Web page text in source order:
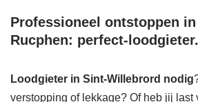
Professioneel ontstoppen
Rucphen: perfect-
Loodgieter in Sint-Willebrord nodig
verstopping of lekkage? Of heb jij last